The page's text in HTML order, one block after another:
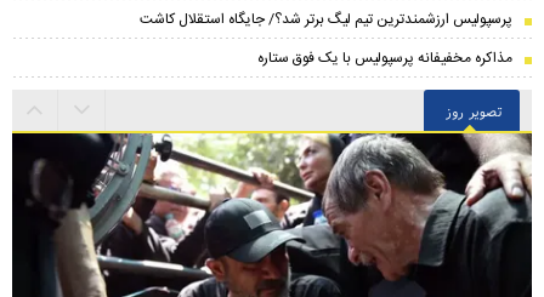
پرسپولیس ارزشمندترین تیم لیگ برتر شد؟/ جایگاه استقلال کاشت
مذاکره مخفیفانه پرسپولیس با یک فوق ستاره
تصویر روز